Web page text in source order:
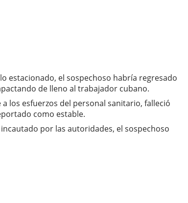
estacionado, el sospechoso habría regresado
de lleno al trabajador cubano.
los esfuerzos del personal sanitario, falleció
como estable.
por las autoridades, el sospechoso